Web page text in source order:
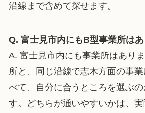
沿線まで含めて探せます。
Q. 富士見市内にもB型事業所はあ
A. 富士見市内にも事業所はあり
所と、同じ沿線で志木方面の事
べて、自分に合うところを選ぶ
す。どちらが通いやすいかは、